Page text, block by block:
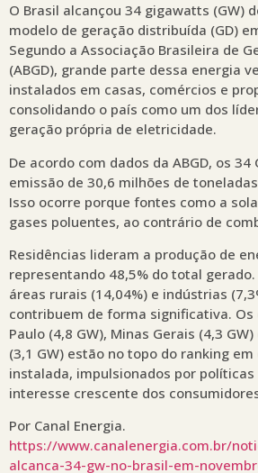
O Brasil alcançou 34 gigawatts (GW)
modelo de geração distribuída (GD)
Segundo a Associação Brasileira de
(ABGD), grande parte dessa energia
instalados em casas, comércios e
consolidando o país como um dos
geração própria de eletricidade.
De acordo com dados da ABGD, os
emissão de 30,6 milhões de
Isso ocorre porque fontes como a
gases poluentes, ao contrário de
Residências lideram a produção de
representando 48,5% do total gerado.
áreas rurais (14,04%) e indústrias
contribuem de forma significativa. Os
Paulo (4,8 GW), Minas Gerais (4,3
(3,1 GW) estão no topo do ranking
instalada, impulsionados por
interesse crescente dos
Por Canal Energia.
https://www.canalenergia.com.br/
alcanca-34-gw-no-brasil-em-